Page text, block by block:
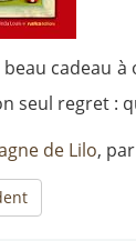
beau cadeau
seul regret :
de Lilo,